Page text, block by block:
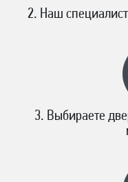
Наш
Выбираете